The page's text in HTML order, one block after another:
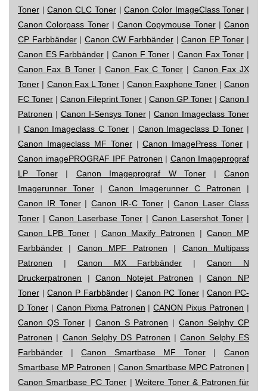
Toner |Canon CLC Toner|Canon Color ImageClass Toner |
Canon Colorpass Toner| Canon Copymouse Toner| Canon
CP Farbbänder| Canon CW Farbbänder |Canon EP Toner |
Canon ES Farbbänder | Canon F Toner | Canon Fax Toner |
Canon Fax B Toner|Canon Fax C Toner | Canon Fax JX
Toner | Canon Fax L Toner | Canon Faxphone Toner |Canon
FC Toner | Canon Fileprint Toner | Canon GP Toner | Canon I
Patronen | Canon I-Sensys Toner|Canon Imageclass Toner
| Canon Imageclass C Toner | Canon Imageclass D Toner |
Canon Imageclass MF Toner|Canon ImagePress Toner |
Canon imagePROGRAF IPF Patronen | Canon Imageprograf
LP Toner| Canon Imageprograf W Toner | Canon
Imagerunner Toner | Canon Imagerunner C Patronen |
Canon IR Toner|Canon IR-C Toner|Canon Laser Class
Toner | Canon Laserbase Toner | Canon Lasershot Toner |
Canon LPB Toner | Canon Maxify Patronen | Canon MP
Farbbänder | Canon MPF Patronen | Canon Multipass
Patronen | Canon MX Farbbänder |Canon N
Druckerpatronen |Canon Notejet Patronen |Canon NP
Toner |Canon P Farbbänder| Canon PC Toner |Canon PC-
D Toner| Canon Pixma Patronen |CANON Pixus Patronen |
Canon QS Toner| Canon S Patronen |Canon Selphy CP
Patronen | Canon Selphy DS Patronen |Canon Selphy ES
Farbbänder |Canon Smartbase MF Toner|Canon
Smartbase MP Patronen | Canon Smartbase MPC Patronen |
Canon Smartbase PC Toner |Weitere Toner & Patronen für